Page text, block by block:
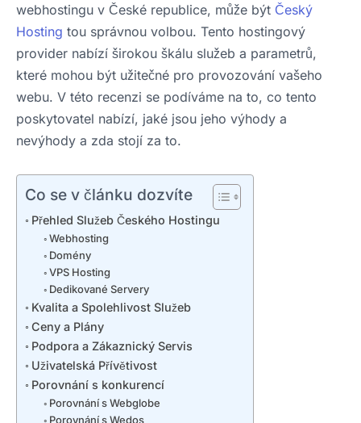
webhostingu v České republice, může být Český
Hosting tou správnou volbou. Tento hostingový
provider nabízí širokou škálu služeb a parametrů,
které mohou být užitečné pro provozování vašeho
webu. V této recenzi se podíváme na to, co tento
poskytovatel nabízí, jaké jsou jeho výhody a
nevýhody a zda stojí za to.
Co se v článku dozvíte
Přehled Služeb Českého Hostingu
Webhosting
Domény
VPS Hosting
Dedikované Servery
Kvalita a Spolehlivost Služeb
Ceny a Plány
Podpora a Zákaznický Servis
Uživatelská Přívětivost
Porovnání s konkurencí
Porovnání s Webglobe
Porovnání s Wedos